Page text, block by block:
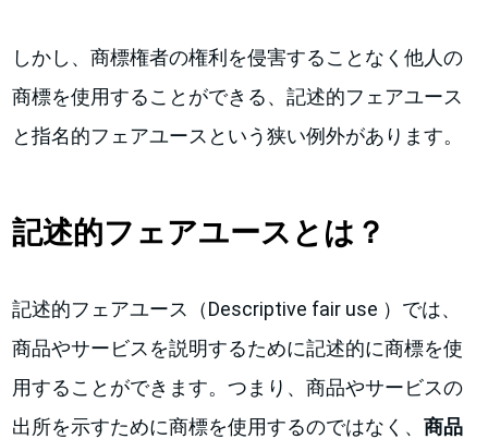
しかし、商標権者の権利を侵害することなく他人の
商標を使用することができる、記述的フェアユース
と指名的フェアユースという狭い例外があります。
記述的フェアユースとは？
記述的フェアユース（Descriptive fair use ）では、
商品やサービスを説明するために記述的に商標を使
用することができます。つまり、商品やサービスの
出所を示すために商標を使用するのではなく、商品